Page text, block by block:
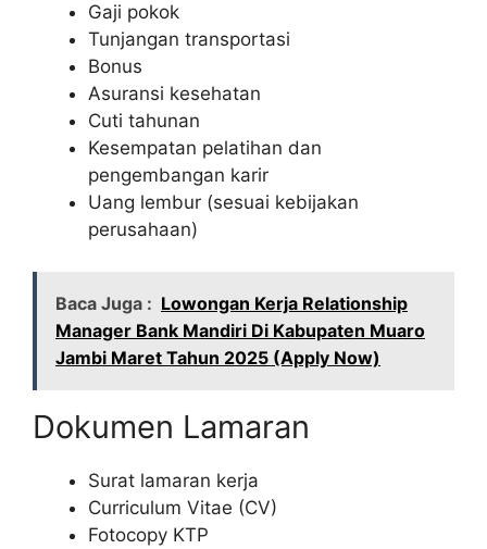
Gaji pokok
Tunjangan transportasi
Bonus
Asuransi kesehatan
Cuti tahunan
Kesempatan pelatihan dan
pengembangan karir
Uang lembur (sesuai kebijakan
perusahaan)
Baca Juga : Lowongan Kerja Relationship
Manager Bank Mandiri Di Kabupaten Muaro
Jambi Maret Tahun 2025 (Apply Now)
Dokumen Lamaran
Surat lamaran kerja
Curriculum Vitae (CV)
Fotocopy KTP